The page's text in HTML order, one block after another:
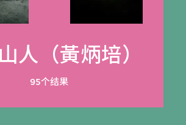
人（黃炳培）
95个结果